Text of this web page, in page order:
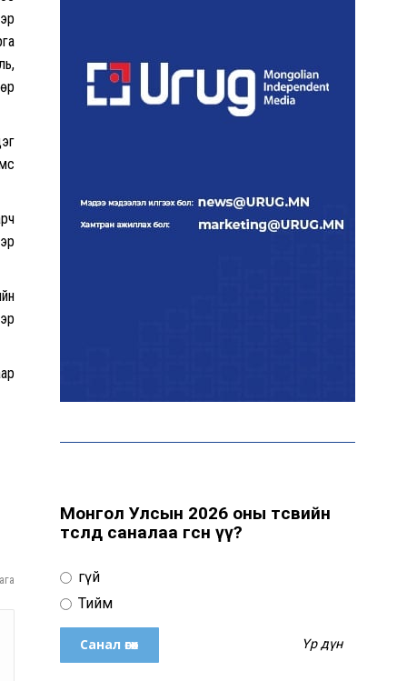
Шатахууны нийлүүлэлт
“Сүхбаатар дүүрэгт
үйлдвэрлэв- 2026”
ХААН Банк Ногоон нуур
Монгол Улсын 2026 оны төсвийн
төсөлд саналаа өгсөн үү?
Үгүй
Тийм
Үр дүн